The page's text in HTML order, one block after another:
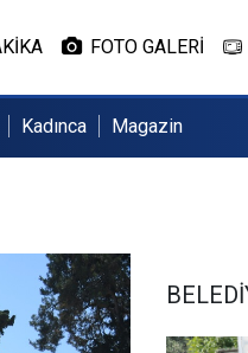
FOTO GALERİ
Kadınca Magazin